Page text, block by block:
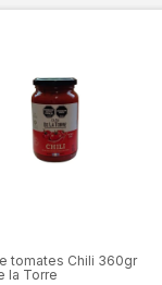
tomates Chili 360gr
la Torre